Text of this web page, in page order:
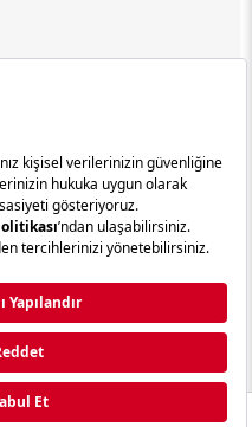
girerseniz ve mesafeli satış
bir durumda doğacak yasal
tarafınıza ait olacak ve cezai
sitemizi görüntülemesi ve
ilgili olarak site kullanım
Hazırlanmıştır.